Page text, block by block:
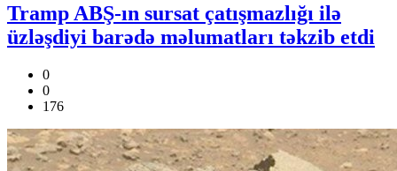
Tramp ABŞ-ın sursat çatışmazlığı ilə
üzləşdiyi barədə məlumatları təkzib etdi
0
0
176